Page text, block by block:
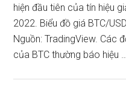
hiện đầu tiên của tín hiệu
2022. Biểu đồ giá BTC/
Nguồn: TradingView. Các
của BTC thường báo hiệu …